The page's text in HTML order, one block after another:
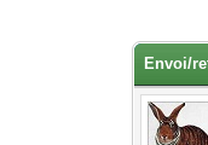
Envoi/